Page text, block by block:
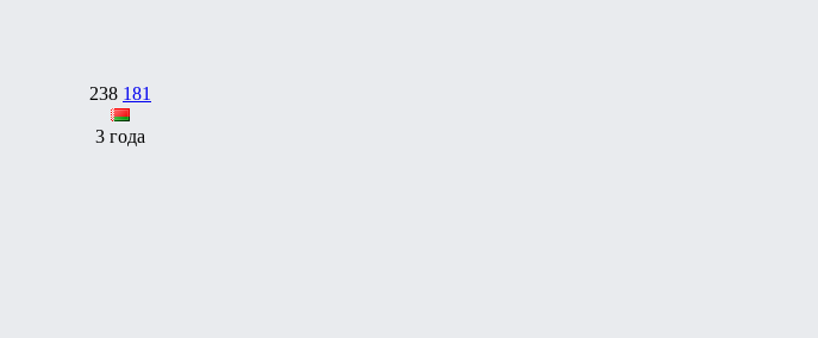
238 181
3 года